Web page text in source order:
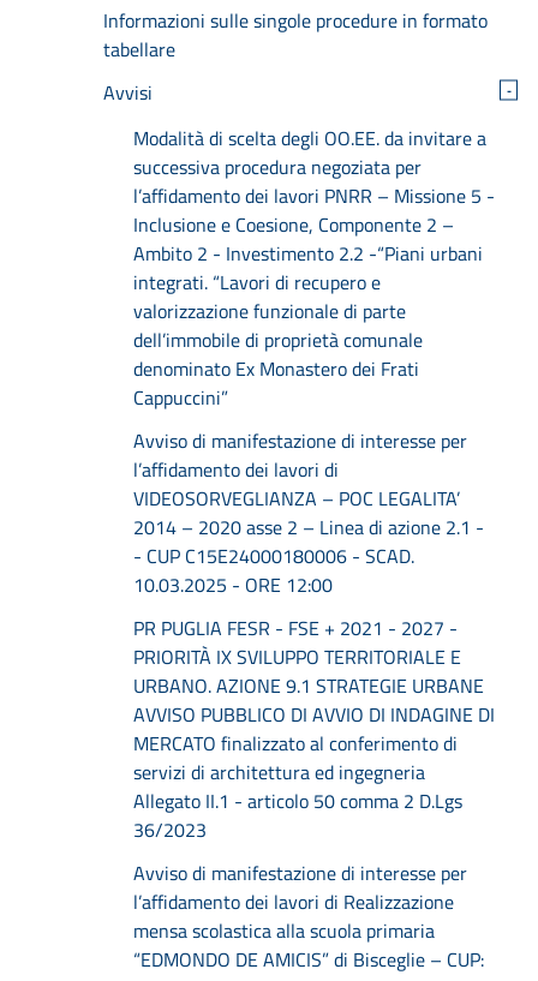
Informazioni sulle singole procedure in formato
tabellare
Avvisi
-
Modalità di scelta degli OO.EE. da invitare a
successiva procedura negoziata per
l’affidamento dei lavori PNRR – Missione 5 -
Inclusione e Coesione, Componente 2 –
Ambito 2 - Investimento 2.2 -“Piani urbani
integrati. “Lavori di recupero e
valorizzazione funzionale di parte
dell’immobile di proprietà comunale
denominato Ex Monastero dei Frati
Cappuccini”
Avviso di manifestazione di interesse per
l’affidamento dei lavori di
VIDEOSORVEGLIANZA – POC LEGALITA’
2014 – 2020 asse 2 – Linea di azione 2.1 -
- CUP C15E24000180006 - SCAD.
10.03.2025 - ORE 12:00
PR PUGLIA FESR - FSE + 2021 - 2027 -
PRIORITÀ IX SVILUPPO TERRITORIALE E
URBANO. AZIONE 9.1 STRATEGIE URBANE
AVVISO PUBBLICO DI AVVIO DI INDAGINE DI
MERCATO finalizzato al conferimento di
servizi di architettura ed ingegneria
Allegato II.1 - articolo 50 comma 2 D.Lgs
36/2023
Avviso di manifestazione di interesse per
l’affidamento dei lavori di Realizzazione
mensa scolastica alla scuola primaria
“EDMONDO DE AMICIS” di Bisceglie – CUP: